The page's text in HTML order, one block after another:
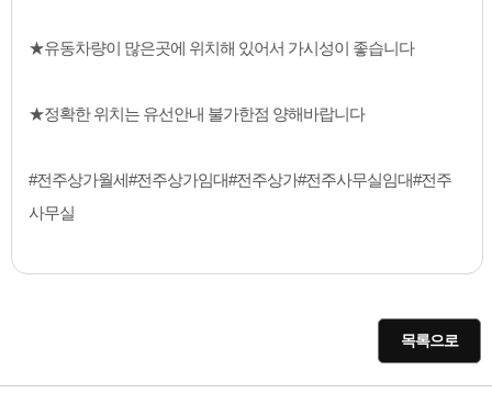
★유동차량이 많은곳에 위치해 있어서 가시성이 좋습니다
★정확한 위치는 유선안내 불가한점 양해바랍니다
#전주상가월세#전주상가임대#전주상가#전주사무실임대#전주
사무실
목록으로